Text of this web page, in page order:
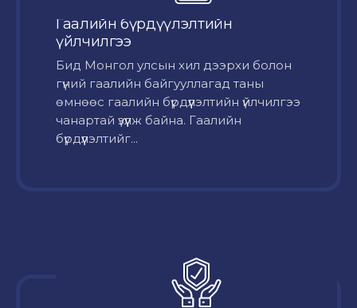
Гаалийн бүрдүүлэлтийн
үйлчилгээ
Бид Монгол улсын хил дээрхи болон
гүний гаалийн байгууллагад таны
өмнөөс гаалийн бүрдүүлэлтийн үйлчилгээ
чанартай үзүүлж байна. Гаалийн
бүрдүүлэлтийг...